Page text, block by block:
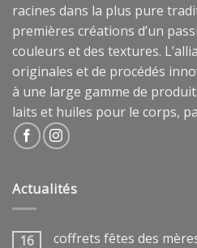
racines dans la plus pure
premières créations d’un
couleurs et des textures.
originales et de procédés
à une large gamme de
laits et huiles pour le corps,
Actualités
16 coffrets fêtes des